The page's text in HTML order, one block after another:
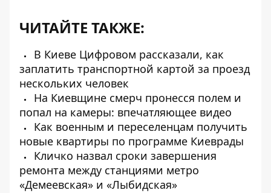
ЧИТАЙТЕ ТАКЖЕ:
В Киеве Цифровом рассказали, как
заплатить транспортной картой за проезд
нескольких человек
На Киевщине смерч пронесся полем и
попал на камеры: впечатляющее видео
Как военным и переселенцам получить
новые квартиры по программе Киеврады
Кличко назвал сроки завершения
ремонта между станциями метро
«Демеевская» и «Лыбидская»